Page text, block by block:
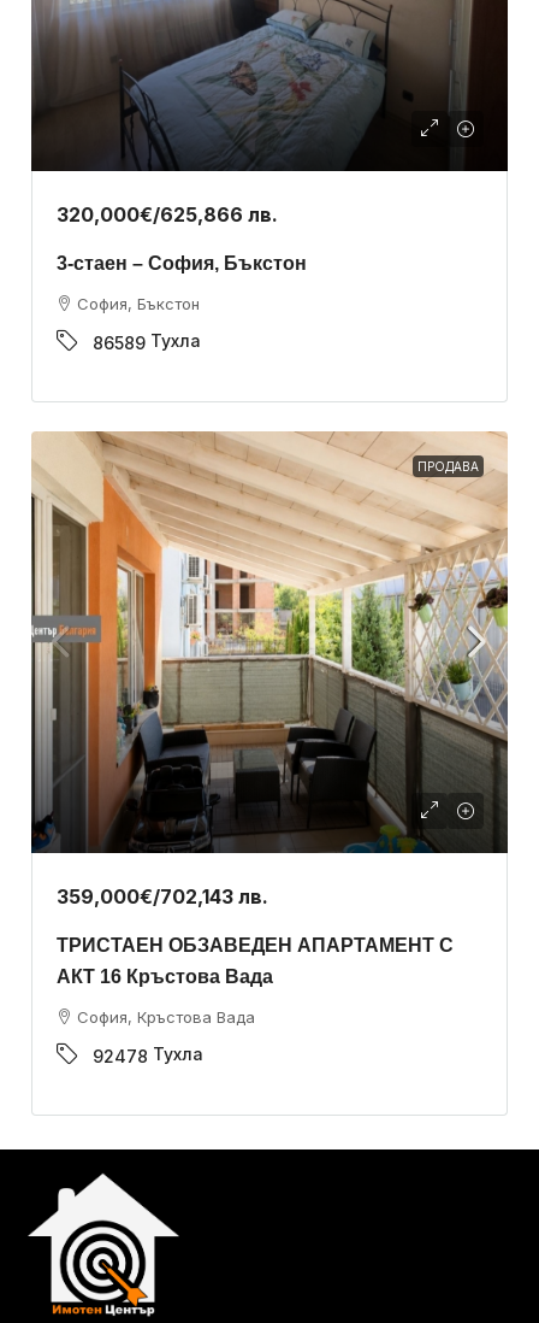
320,000€/625,866 лв.
3-стаен – София, Бъкстон
София, Бъкстон
86589 Тухла
ПРОДАВА
359,000€/702,143 лв.
ТРИСТАЕН ОБЗАВЕДЕН АПАРТАМЕНТ С
АКТ 16 Кръстова Вада
София, Кръстова Вада
92478 Тухла